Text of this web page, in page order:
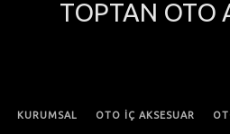
TOPTAN OTO
KURUMSAL OTO İÇ AKSESUAR